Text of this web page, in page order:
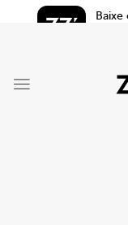
Baixe